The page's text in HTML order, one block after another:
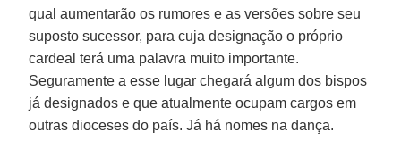
qual aumentarão os rumores e as versões sobre seu
suposto sucessor, para cuja designação o próprio
cardeal terá uma palavra muito importante.
Seguramente a esse lugar chegará algum dos bispos
já designados e que atualmente ocupam cargos em
outras dioceses do país. Já há nomes na dança.